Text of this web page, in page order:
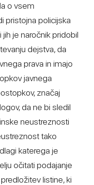
o vsem
pristojna policijska
je naročnik pridobil
dejstva, da
prava in imajo
javnega
značaj
da ne bi sledil
neustreznosti
tako
katerega je
očitati podajanje
listine, ki